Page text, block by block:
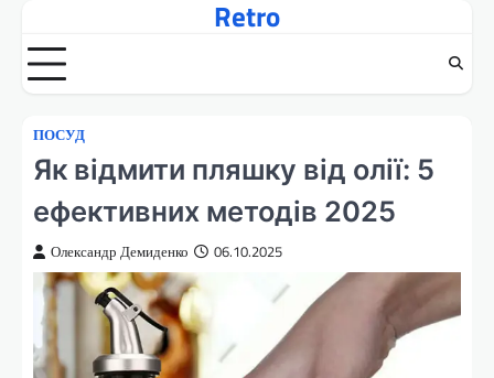
вмісту
Retro
ПОСУД
Як відмити пляшку від олії: 5
ефективних методів 2025
Олександр Демиденко 06.10.2025